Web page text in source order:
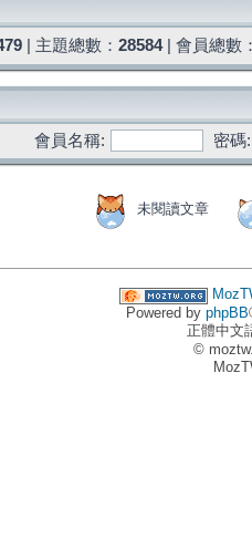
| 主題總數： 28584| 會員總數
會員名稱:
密碼:
未閱讀文章
Powered by phpBB
正體中文
©